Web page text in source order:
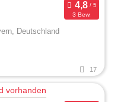
3 Bew.
Deutschland
17